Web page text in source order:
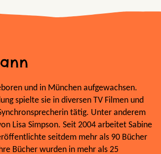
und in München aufgewachsen.
spielte sie in diversen TV Filmen und
tätig. Unter anderem
Lisa Simpson. Seit 2004 arbeitet Sabine
seitdem mehr als 90 Bücher
Bücher wurden in mehr als 25